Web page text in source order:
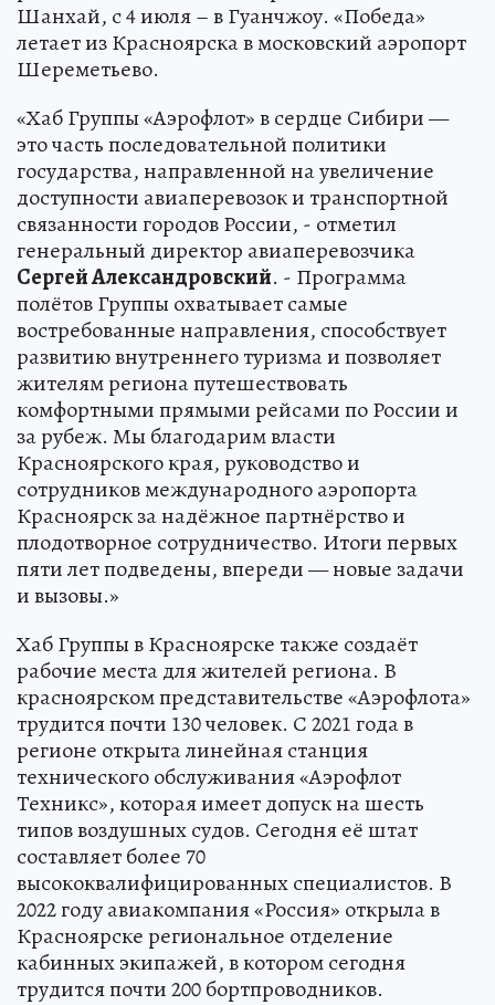
Шанхай, с 4 июля – в Гуанчжоу. «Победа»
летает из Красноярска в московский аэропорт
Шереметьево.
«Хаб Группы «Аэрофлот» в сердце Сибири —
это часть последовательной политики
государства, направленной на увеличение
доступности авиаперевозок и транспортной
связанности городов России, - отметил
генеральный директор авиаперевозчика
Сергей Александровский. - Программа
полётов Группы охватывает самые
востребованные направления, способствует
развитию внутреннего туризма и позволяет
жителям региона путешествовать
комфортными прямыми рейсами по России и
за рубеж. Мы благодарим власти
Красноярского края, руководство и
сотрудников международного аэропорта
Красноярск за надёжное партнёрство и
плодотворное сотрудничество. Итоги первых
пяти лет подведены, впереди — новые задачи
и вызовы.»
Хаб Группы в Красноярске также создаёт
рабочие места для жителей региона. В
красноярском представительстве «Аэрофлота»
трудится почти 130 человек. С 2021 года в
регионе открыта линейная станция
технического обслуживания «Аэрофлот
Техникс», которая имеет допуск на шесть
типов воздушных судов. Сегодня её штат
составляет более 70
высококвалифицированных специалистов. В
2022 году авиакомпания «Россия» открыла в
Красноярске региональное отделение
кабинных экипажей, в котором сегодня
трудится почти 200 бортпроводников.